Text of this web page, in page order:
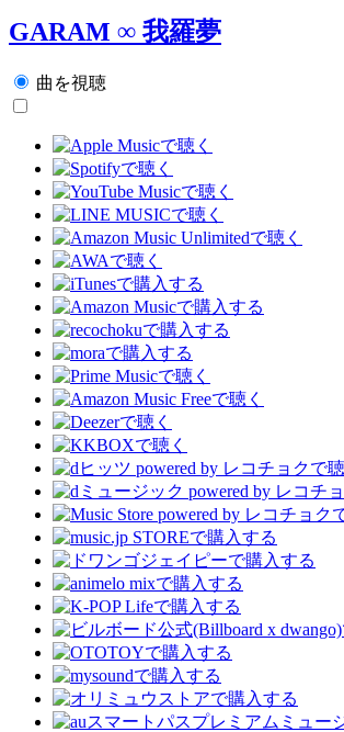
GARAM ∞ 我羅夢
曲を視聴